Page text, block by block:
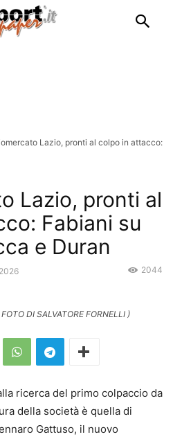
Lazio, pronti al colpo in attacco:
Lazio, pronti al
Fabiani su
e Duran
2044
DI SALVATORE FORNELLI )
ricerca del primo colpaccio da
della società è quella di
Gattuso, il nuovo